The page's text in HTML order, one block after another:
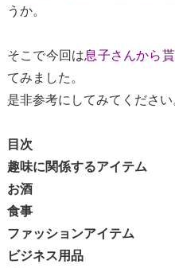
うか。
そこで今回は息子さんから
てみました。
是非参考にしてみてください
目次
趣味に関係するアイテム
お酒
食事
ファッションアイテム
ビジネス用品